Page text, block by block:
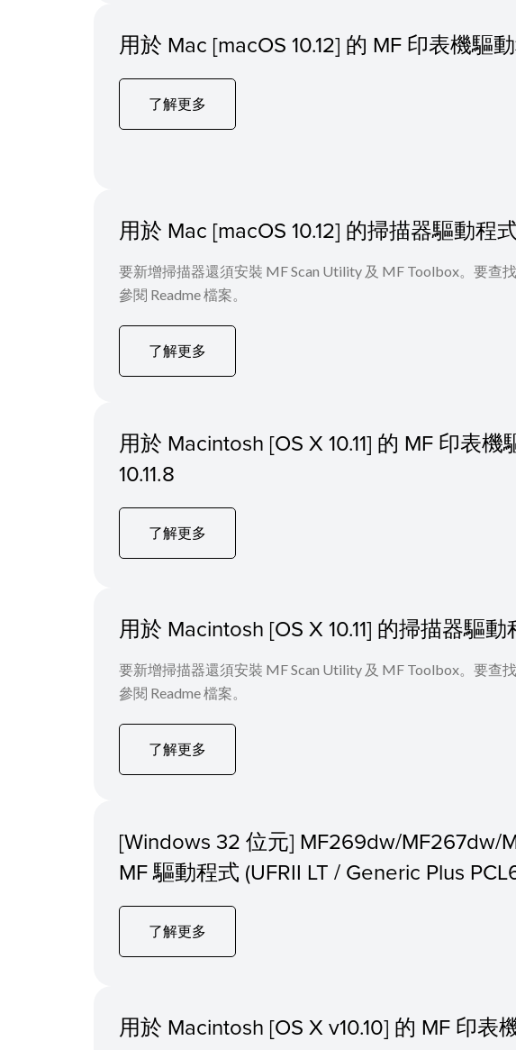
用於 Mac [macOS 10.12] 的 MF 印表機驅
了解更多
用於 Mac [macOS 10.12] 的掃描器驅動程
要新增掃描器還須安裝 MF Scan Utility 及 MF Toolbox。要查
參閱 Readme 檔案。
了解更多
用於 Macintosh [OS X 10.11] 的 MF 印表
10.11.8
了解更多
用於 Macintosh [OS X 10.11] 的掃描器驅
要新增掃描器還須安裝 MF Scan Utility 及 MF Toolbox。要查
參閱 Readme 檔案。
了解更多
[Windows 32 位元] MF269dw/MF267dw/
MF 驅動程式 (UFRII LT / Generic Plus
了解更多
用於 Macintosh [OS X v10.10] 的 MF 印